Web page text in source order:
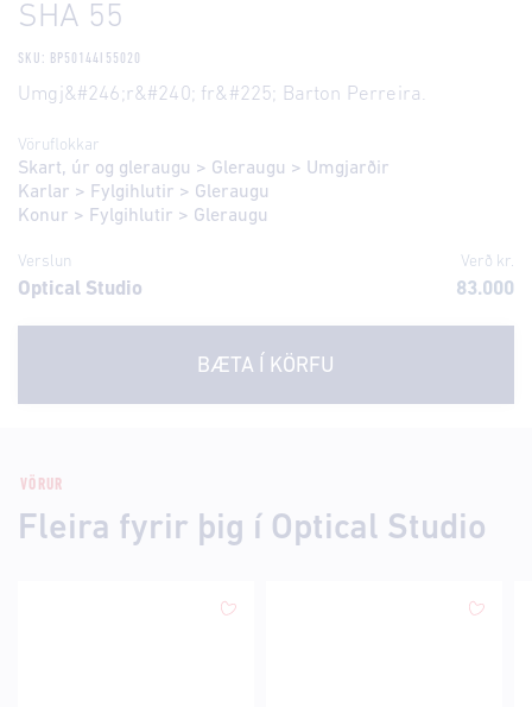
SHA 55
SKU: BP50144I55020
Umgj&#246;r&#240; fr&#225; Barton Perreira.
Vöruflokkar
Skart, úr og gleraugu > Gleraugu > Umgjarðir
Karlar > Fylgihlutir > Gleraugu
Konur > Fylgihlutir > Gleraugu
Verslun Verð kr.
Optical Studio 83.000
BÆTA Í KÖRFU
VÖRUR
Fleira fyrir þig í Optical Studio